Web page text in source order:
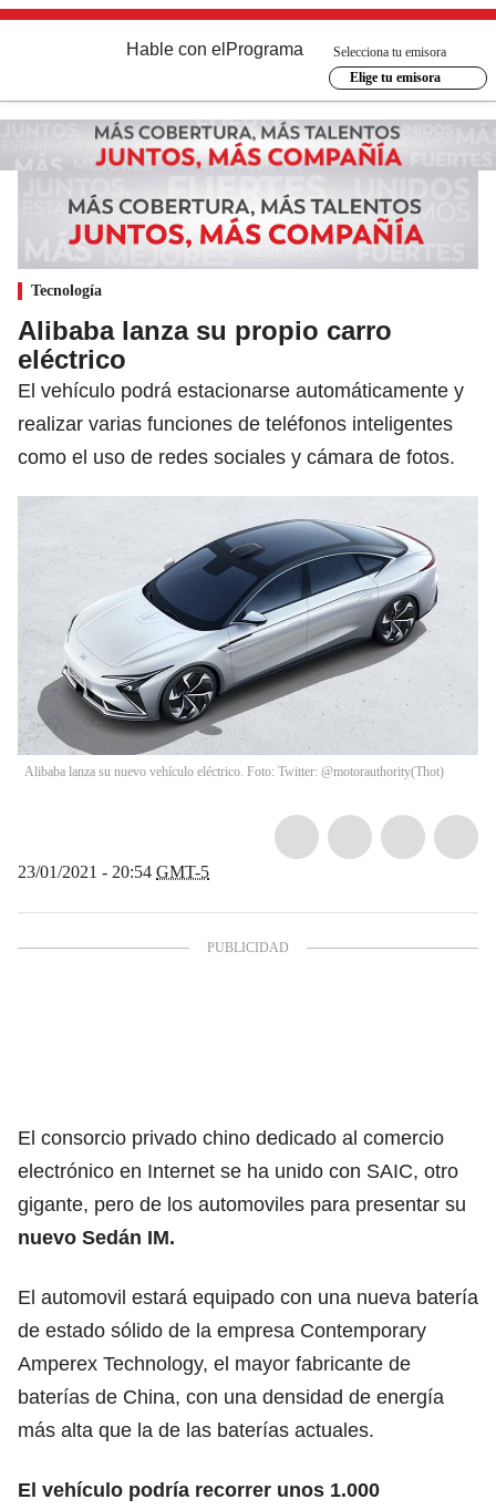
Hable con el Programa
Selecciona tu emisora
Elige tu emisora
Tecnología
Alibaba lanza su propio carro
eléctrico
El vehículo podrá estacionarse automáticamente y
realizar varias funciones de teléfonos inteligentes
como el uso de redes sociales y cámara de fotos.
Alibaba lanza su nuevo vehículo eléctrico. Foto: Twitter: @motorauthority(Thot)
23/01/2021 - 20:54 GMT-5
El consorcio privado chino dedicado al comercio
electrónico en Internet se ha unido con SAIC, otro
gigante, pero de los automoviles para presentar su
nuevo Sedán IM.
El automovil estará equipado con una nueva batería
de estado sólido de la empresa Contemporary
Amperex Technology, el mayor fabricante de
baterías de China, con una densidad de energía
más alta que la de las baterías actuales.
El vehículo podría recorrer unos 1.000